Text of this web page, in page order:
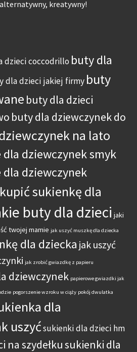
kreatywny!
dzieci coccodrillo buty dla
dla dzieci jakiej firmy buty
buty dla dzieci
buty dla dziewczynek do
na lato
dziewczynek smyk
dziewczynek
sukienkę dla
buty dla dzieci jaki
twojej mamie jak uszyć muszkę dla dziecka
dla dziecka jak uszyć
jak zrobić gwiazdkę z papieru
dziewczynek papierowe gwiazdki jak
pogorszenie wzroku w ciąży pokój dwulatka
dla
uszyćsukienki dla dzieci hm
na szydełkusukienki dla